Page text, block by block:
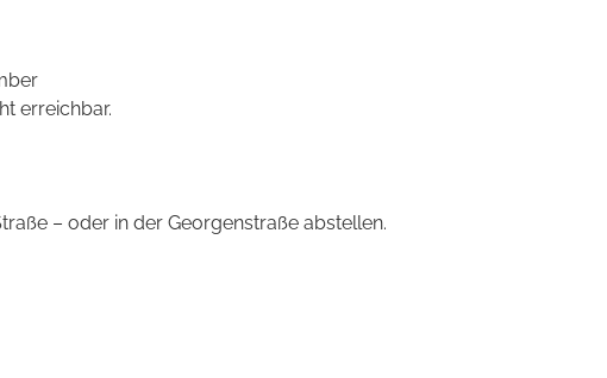
erreichbar.
– oder in der Georgenstraße abstellen.